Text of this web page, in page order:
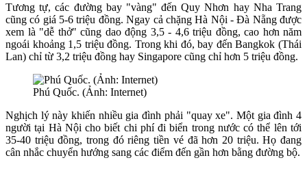
Tương tự, các đường bay "vàng" đến Quy Nhơn hay Nha Trang
cũng có giá 5-6 triệu đồng. Ngay cả chặng Hà Nội - Đà Nẵng được
xem là "dễ thở" cũng dao động 3,5 - 4,6 triệu đồng, cao hơn năm
ngoái khoảng 1,5 triệu đồng. Trong khi đó, bay đến Bangkok (Thái
Lan) chỉ từ 3,2 triệu đồng hay Singapore cũng chỉ hơn 5 triệu đồng.
Phú Quốc. (Ảnh: Internet)
Nghịch lý này khiến nhiều gia đình phải "quay xe". Một gia đình 4
người tại Hà Nội cho biết chi phí đi biển trong nước có thể lên tới
35-40 triệu đồng, trong đó riêng tiền vé đã hơn 20 triệu. Họ đang
cân nhắc chuyển hướng sang các điểm đến gần hơn bằng đường bộ.